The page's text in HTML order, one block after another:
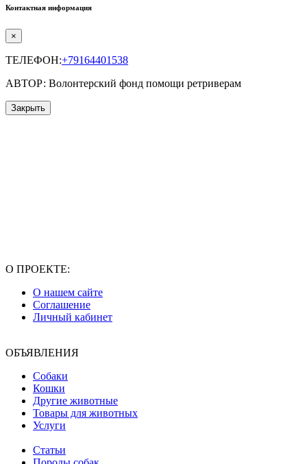
Контактная информация
×
ТЕЛЕФОН:+79164401538
АВТОР: Волонтерский фонд помощи ретриверам
Закрыть
О ПРОЕКТЕ:
О нашем сайте
Соглашение
Личный кабинет
ОБЪЯВЛЕНИЯ
Собаки
Кошки
Другие животные
Товары для животных
Услуги
Статьи